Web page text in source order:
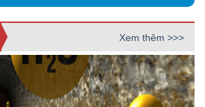
Xem thêm >>>